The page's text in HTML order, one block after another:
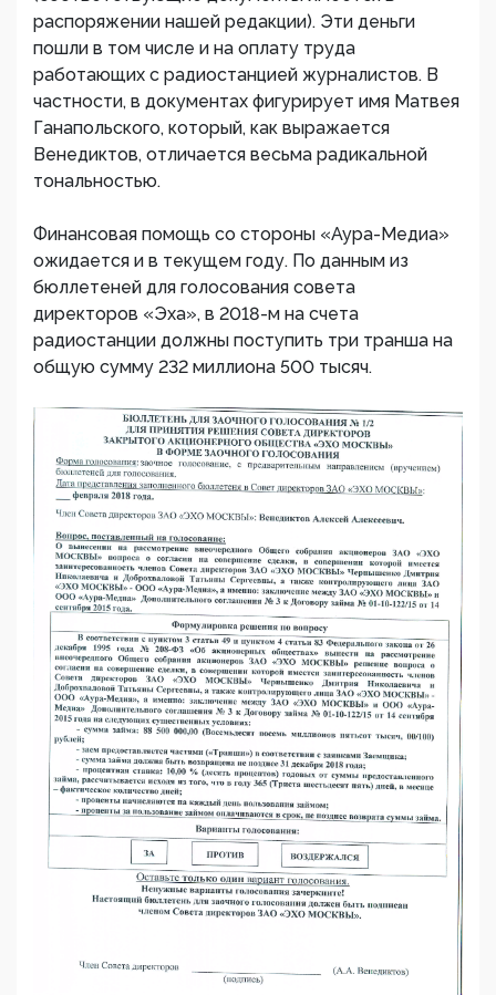
распоряжении нашей редакции). Эти деньги
пошли в том числе и на оплату труда
работающих с радиостанцией журналистов. В
частности, в документах фигурирует имя Матвея
Ганапольского, который, как выражается
Венедиктов, отличается весьма радикальной
тональностью.
Финансовая помощь со стороны «Аура-Медиа»
ожидается и в текущем году. По данным из
бюллетеней для голосования совета
директоров «Эха», в 2018-м на счета
радиостанции должны поступить три транша на
общую сумму 232 миллиона 500 тысяч.